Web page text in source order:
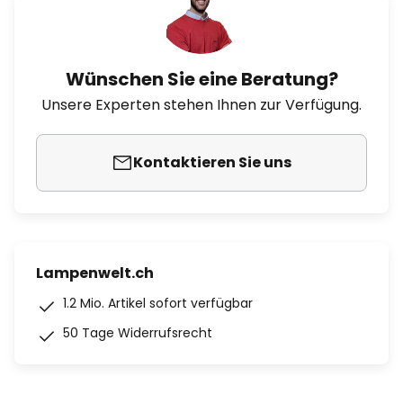
Wünschen Sie eine Beratung?
Unsere Experten stehen Ihnen zur Verfügung.
Kontaktieren Sie uns
Lampenwelt.ch
1.2 Mio. Artikel sofort verfügbar
50 Tage Widerrufsrecht